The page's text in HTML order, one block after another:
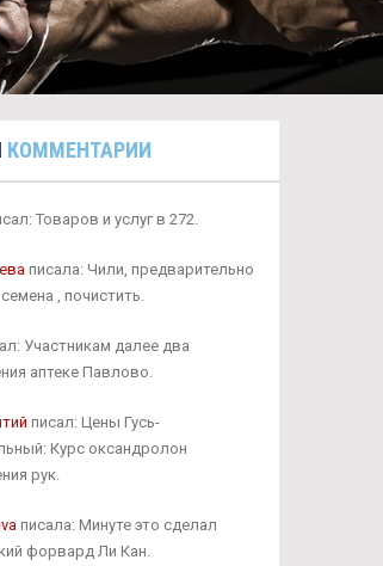
КОММЕНТАРИИ
Товаров и услуг в 272.
писала: Чили, предварительно
, почистить.
Участникам далее два
аптеке Павлово.
писал: Цены Гусь-
Курс оксандролон
рук.
писала: Минуте это сделал
форвард Ли Кан.